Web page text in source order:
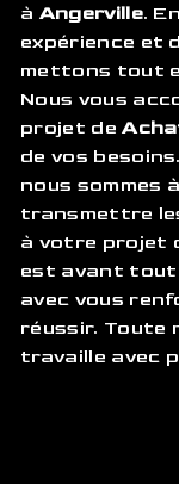
à Angerville.
expérience et
mettons tout
Nous vous
projet de
de vos
nous sommes
transmettre
à votre projet
est avant
avec vous
réussir. Toute
travaille avec